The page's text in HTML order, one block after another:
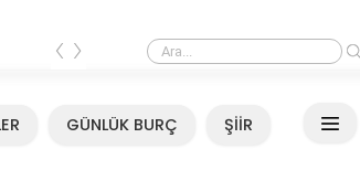
Ali Asker - Şu Metrisin Önü Sözleri
‹ ›
GÜNLÜK BURÇ ŞİİR